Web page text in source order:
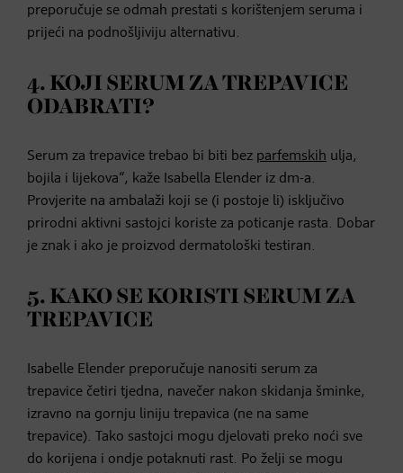
preporučuje se odmah prestati s korištenjem seruma i
prijeći na podnošljiviju alternativu.
4. KOJI SERUM ZA TREPAVICE
ODABRATI?
Serum za trepavice trebao bi biti bez parfemskih ulja,
bojila i lijekova“, kaže Isabella Elender iz dm-a.
Provjerite na ambalaži koji se (i postoje li) isključivo
prirodni aktivni sastojci koriste za poticanje rasta. Dobar
je znak i ako je proizvod dermatološki testiran.
5. KAKO SE KORISTI SERUM ZA
TREPAVICE
Isabelle Elender preporučuje nanositi serum za
trepavice četiri tjedna, navečer nakon skidanja šminke,
izravno na gornju liniju trepavica (ne na same
trepavice). Tako sastojci mogu djelovati preko noći sve
do korijena i ondje potaknuti rast. Po želji se mogu